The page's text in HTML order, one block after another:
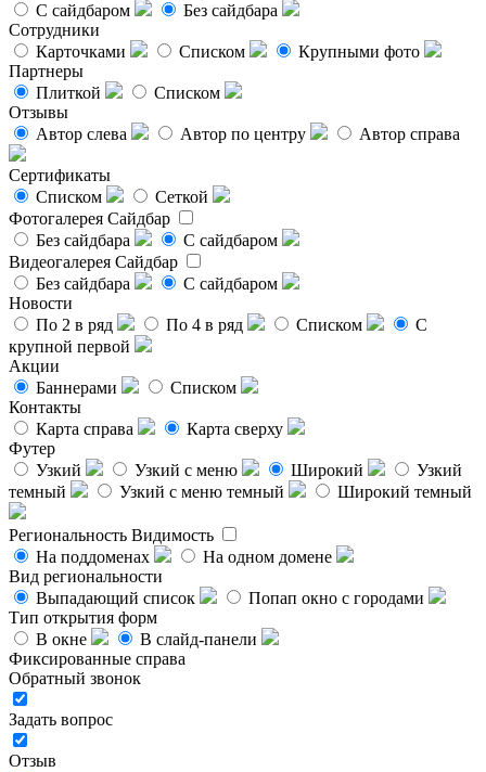
С сайдбаром
Без сайдбара
Сотрудники
Карточками
Списком
Крупными фото
Партнеры
Плиткой
Списком
Отзывы
Автор слева
Автор по центру Автор справа
Сертификаты
Списком
Сеткой
Фотогалерея Сайдбар
Без сайдбара
С сайдбаром
Видеогалерея Сайдбар
Без сайдбара
С сайдбаром
Новости
По 2 в ряд
По 4 в ряд Списком
С
крупной первой
Акции
Баннерами
Списком
Контакты
Карта справа
Карта сверху
Футер
Узкий
Узкий с меню Широкий
Узкий
темный
Узкий с меню темный Широкий темный
Региональность Видимость
На поддоменах
На одном домене
Вид региональности
Выпадающий список
Попап окно с городами
Тип открытия форм
В окне
В слайд-панели
Фиксированные справа
Обратный звонок
Задать вопрос
Отзыв